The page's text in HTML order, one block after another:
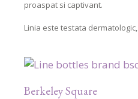
proaspat si captivant.
Linia este testata
Berkeley Square